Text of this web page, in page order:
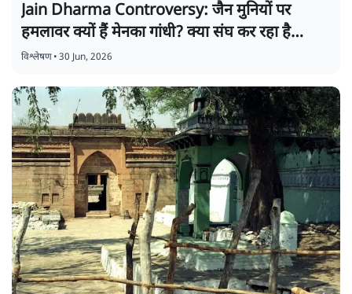
Jain Dharma Controversy: जैन मुनियों पर
हमलावर क्यों हैं मेनका गांधी? क्या संघ कर रहा है
साज़िश?
विश्लेषण•30 Jun, 2026